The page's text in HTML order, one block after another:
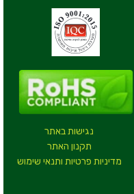
נגישות באתר
תקנון האתר
מדיניות פרטיות ותנאי שימוש